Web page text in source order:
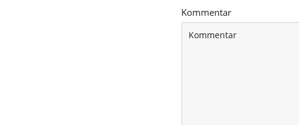
Kommentar